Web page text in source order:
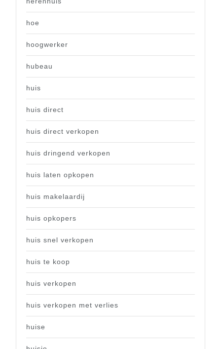
hoe
hoogwerker
hubeau
huis
huis direct
huis direct verkopen
huis dringend verkopen
huis laten opkopen
huis makelaardij
huis opkopers
huis snel verkopen
huis te koop
huis verkopen
huis verkopen met verlies
huise